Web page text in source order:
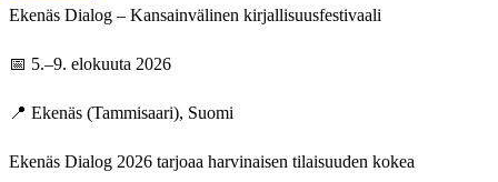
Ekenäs Dialog – Kansainvälinen kirjallisuusfestivaali
📅 5.–9. elokuuta 2026
📍 Ekenäs (Tammisaari), Suomi
Ekenäs Dialog 2026 tarjoaa harvinaisen tilaisuuden kokea